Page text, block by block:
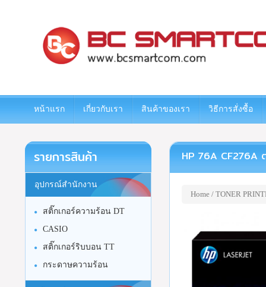
หน้าแรก เกี่ยวกับเรา สินค้าของเรา วิธีการสั่งซื้อ
HP 76A CF276A
Home/ TONER
รายการสินค้า
อุปกรณ์สำนักงาน
สติ๊กเกอร์ความร้อน DT
CASIO
สติ๊กเกอร์ริบบอน TT
กระดาษความร้อน